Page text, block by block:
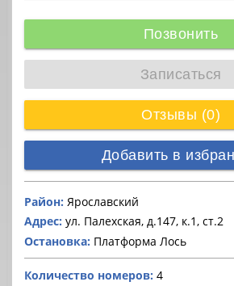
Позвонить
Записаться
Отзывы (0)
Добавить в
Район: Ярославский
Адрес: ул. Палехская, д.147, к.1, ст.2
Остановка: Платформа Лось
Количество номеров: 4